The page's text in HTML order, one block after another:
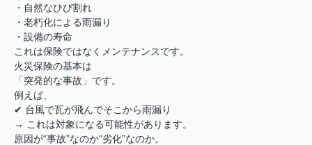
・自然なひび割れ
・老朽化による雨漏り
・設備の寿命
これは保険ではなくメンテナンスです。
火災保険の基本は
「突発的な事故」です。
例えば、
✔ 台風で瓦が飛んでそこから雨漏り
→ これは対象になる可能性があります。
原因が“事故”なのか“劣化”なのか。